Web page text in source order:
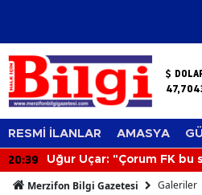
RESMİ İLANLAR AMASYA
20:39
Uğur Uçar: "Çorum FK bu
Merzifon Bilgi Gazetesi Galeriler